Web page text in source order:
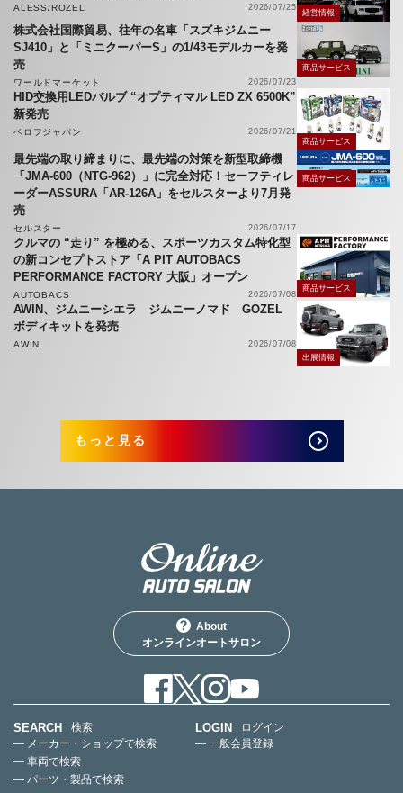
ALESS/ROZEL 2026/07/25
経営情報
株式会社国際貿易、往年の名車「スズキジムニー
SJ410」と「ミニクーパーS」の1/43モデルカーを発
売
ワールドマーケット 2026/07/23
商品サービス
HID交換用LEDバルブ “オプティマル LED ZX 6500K”
新発売
ベロフジャパン
2026/07/21
商品サービス
最先端の取り締まりに、最先端の対策を新型取締機
「JMA-600（NTG-962）」に完全対応！セーフティレ
ーダーASSURA「AR-126A」をセルスターより7月発
売
セルスター 2026/07/17
商品サービス
クルマの “走り” を極める、スポーツカスタム特化型
の新コンセプトストア「A PIT AUTOBACS
PERFORMANCE FACTORY 大阪」オープン
AUTOBACS 2026/07/08
商品サービス
AWIN、ジムニーシエラ ジムニーノマド GOZEL
ボディキットを発売
AWIN
2026/07/08
出展情報
もっと見る
About
オンラインオートサロン
SEARCH
検索
— メーカー・ショップで検索
— 車両で検索
— パーツ・製品で検索
LOGIN
ログイン
— 一般会員登録